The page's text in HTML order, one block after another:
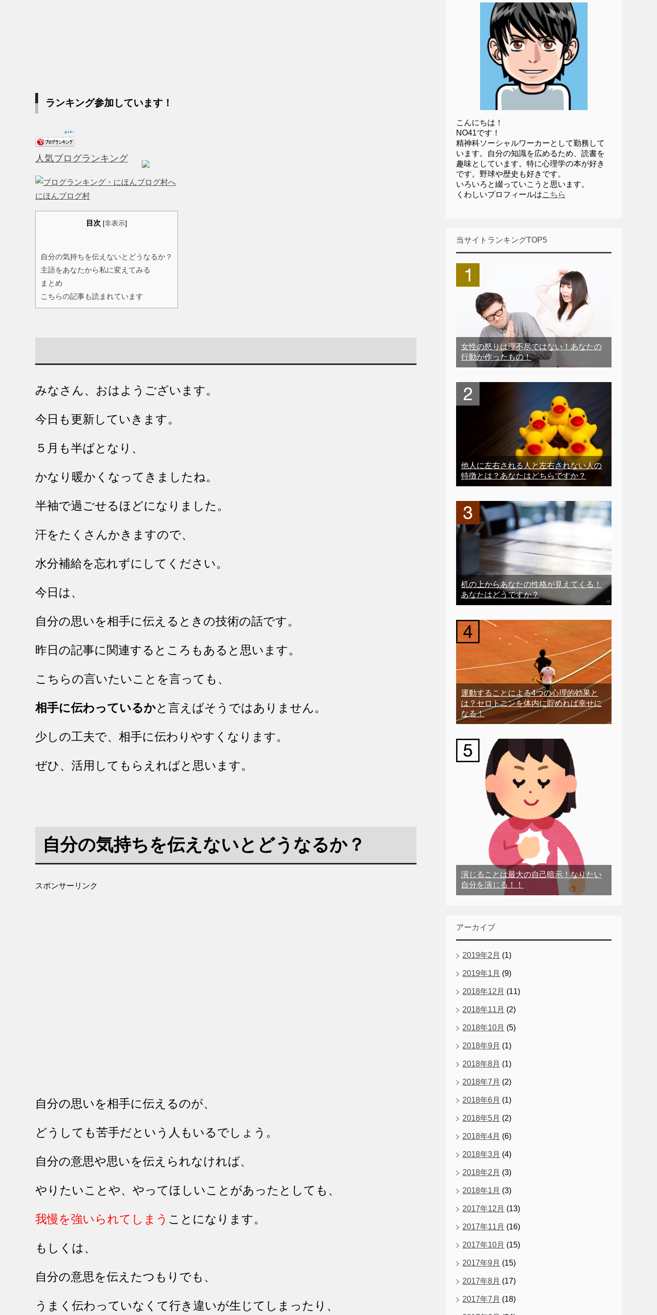
ランキング参加しています！
人気ブログランキング
にほんブログ村
目次 [非表示]
自分の気持ちを伝えないとどうなるか？
主語をあなたから私に変えてみる
まとめ
こちらの記事も読まれています
みなさん、おはようございます。
今日も更新していきます。
５月も半ばとなり、
かなり暖かくなってきましたね。
半袖で過ごせるほどになりました。
汗をたくさんかきますので、
水分補給を忘れずにしてください。
今日は、
自分の思いを相手に伝えるときの技術の話です。
昨日の記事に関連するところもあると思います。
こちらの言いたいことを言っても、
相手に伝わっているかと言えばそうではありません。
少しの工夫で、相手に伝わりやすくなります。
ぜひ、活用してもらえればと思います。
自分の気持ちを伝えないとどうなるか？
スポンサーリンク
自分の思いを相手に伝えるのが、
どうしても苦手だという人もいるでしょう。
自分の意思や思いを伝えられなければ、
やりたいことや、やってほしいことがあったとしても、
我慢を強いられてしまう ことになります。
もしくは、
自分の意思を伝えたつもりでも、
うまく伝わっていなくて行き違いが生じてしまったり、
こんにちは！
NO41です！
精神科ソーシャルワーカーとして勤務して
います。自分の知識を広めるため、読書を
趣味としています。特に心理学の本が好き
です。野球や歴史も好きです。
いろいろと綴っていこうと思います。
くわしいプロフィールはこちら
当サイトランキングTOP5
女性の怒りは理不尽ではない！あなたの
行動が作ったもの！
他人に左右される人と左右されない人の
特徴とは？あなたはどちらですか？
机の上からあなたの性格が見えてくる！
あなたはどうですか？
運動することによる4つの心理的効果と
は？セロトニンを体内に貯めれば幸せに
なる！
演じることは最大の自己暗示！なりたい
自分を演じる！！
アーカイブ
2019年2月 (1)
2019年1月 (9)
2018年12月 (11)
2018年11月 (2)
2018年10月 (5)
2018年9月 (1)
2018年8月 (1)
2018年7月 (2)
2018年6月 (1)
2018年5月 (2)
2018年4月 (6)
2018年3月 (4)
2018年2月 (3)
2018年1月 (3)
2017年12月 (13)
2017年11月 (16)
2017年10月 (15)
2017年9月 (15)
2017年8月 (17)
2017年7月 (18)